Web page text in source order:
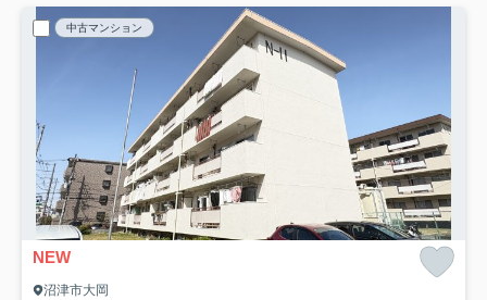
中古マンション
NEW
沼津市大岡